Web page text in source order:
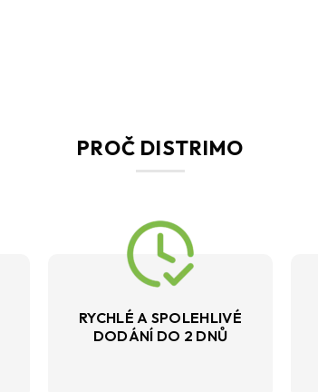
PROČ DISTRIMO
RYCHLÉ A SPOLEHLIVÉ
DODÁNÍ DO 2 DNŮ